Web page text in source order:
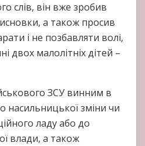
слів, він вже зробив
а також просив
і не позбавляти волі,
двох малолітніх дітей –
ЗСУ винним в
насильницької зміни чи
ладу або до
влади, а також